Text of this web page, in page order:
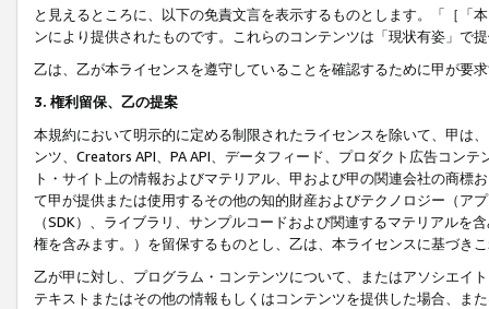
と見えるところに、以下の免責文言を表示するものとします。「［「
ンにより提供されたものです。これらのコンテンツは「現状有姿」で
乙は、乙が本ライセンスを遵守していることを確認するために甲が要
3. 権利留保、乙の提案
本規約において明示的に定める制限されたライセンスを除いて、甲は
ンツ、Creators API、PA API、データフィード、プロダクト広告コン
ト・サイト上の情報およびマテリアル、甲および甲の関連会社の商
て甲が提供または使用するその他の知的財産およびテクノロジー（ア
（SDK）、ライブラリ、サンプルコードおよび関連するマテリアル
権を含みます。）を留保するものとし、乙は、本ライセンスに基づき
乙が甲に対し、プログラム・コンテンツについて、またはアソシエイ
テキストまたはその他の情報もしくはコンテンツを提供した場合、ま